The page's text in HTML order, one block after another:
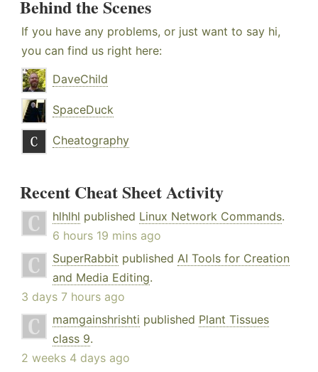
Behind the Scenes
If you have any problems, or just want to say hi,
you can find us right here:
DaveChild
SpaceDuck
Cheatography
Recent Cheat Sheet Activity
hlhlhl published Linux Network Commands.
6 hours 19 mins ago
SuperRabbit published AI Tools for Creation
and Media Editing.
3 days 7 hours ago
mamgainshrishti published Plant Tissues
class 9.
2 weeks 4 days ago